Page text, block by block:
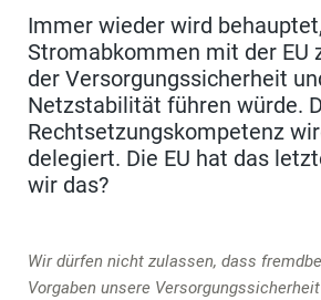
Immer wieder wird
Stromabkommen mit der EU
der Versorgungssicherheit
Netzstabilität führen würde.
Rechtsetzungskompetenz
delegiert. Die EU hat das
wir das?
Wir dürfen nicht zulassen, dass
Vorgaben unsere